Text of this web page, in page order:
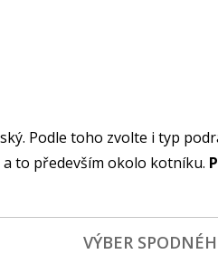
Podle toho zvolte i typ
to především okolo kotníku.
VÝBER